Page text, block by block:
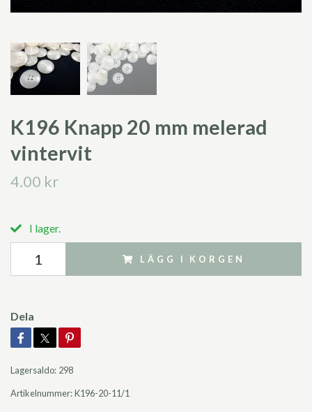
K196 Knapp 20 mm melerad
vintervit
4.00 kr
I lager.
LÄGG I KORGEN
Dela
Lagersaldo: 298
Artikelnummer:K196-20-11/1